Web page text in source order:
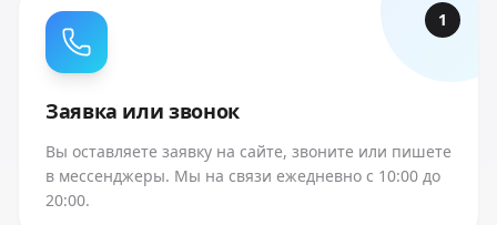
1
Заявка или звонок
Вы оставляете заявку на сайте, звоните или пишете
в мессенджеры. Мы на связи ежедневно с 10:00 до
20:00.